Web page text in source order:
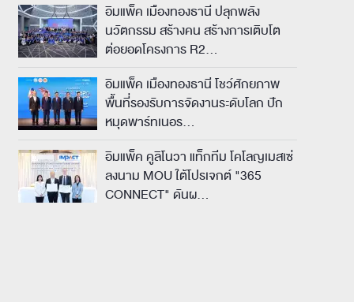
อิมแพ็ค เมืองทองธานี ปลุกพลัง
นวัตกรรม สร้างคน สร้างการเติบโต
ต่อยอดโครงการ R2…
อิมแพ็ค เมืองทองธานี โชว์ศักยภาพ
พื้นที่รองรับการจัดงานระดับโลก ปัก
หมุดพาร์ทเนอร…
อิมแพ็ค คูลิโนวา แท็กทีม โคโลญเมสเซ่
ลงนาม MOU ใต้โปรเจกต์ "365
CONNECT" ดันผ…